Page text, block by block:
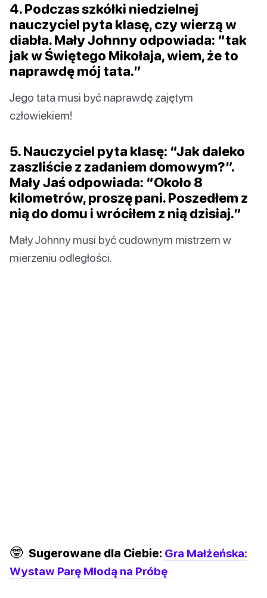
4. Podczas szkółki niedzielnej
nauczyciel pyta klasę, czy wierzą w
diabła. Mały Johnny odpowiada: “tak
jak w Świętego Mikołaja, wiem, że to
naprawdę mój tata.”
Jego tata musi być naprawdę zajętym
człowiekiem!
5. Nauczyciel pyta klasę: “Jak daleko
zaszliście z zadaniem domowym?”.
Mały Jaś odpowiada: “Około 8
kilometrów, proszę pani. Poszedłem z
nią do domu i wróciłem z nią dzisiaj.”
Mały Johnny musi być cudownym mistrzem w
mierzeniu odległości.
🤓 Sugerowane dla Ciebie: Gra Małżeńska:
Wystaw Parę Młodą na Próbę